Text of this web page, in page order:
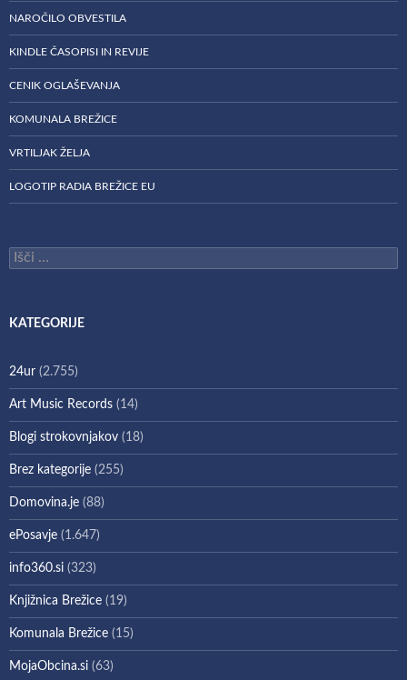
NAROČILO OBVESTILA
KINDLE ČASOPISI IN REVIJE
CENIK OGLAŠEVANJA
KOMUNALA BREŽICE
VRTILJAK ŽELJA
LOGOTIP RADIA BREŽICE EU
Išči:
KATEGORIJE
24ur (2.755)
Art Music Records (14)
Blogi strokovnjakov (18)
Brez kategorije (255)
Domovina.je (88)
ePosavje (1.647)
info360.si (323)
Knjižnica Brežice (19)
Komunala Brežice (15)
MojaObcina.si (63)